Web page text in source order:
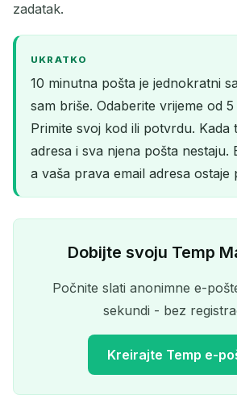
zadatak.
UKRATKO
10 minutna pošta je jednokratni
sam briše. Odaberite vrijeme od
Primite svoj kod ili potvrdu. Kada
adresa i sva njena pošta nestaju.
a vaša prava email adresa ostaje
Dobijte svoju Temp
Počnite slati anonimne e-
sekundi - bez
Kreirajte Temp e-